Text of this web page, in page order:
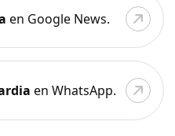
en Google News.
en WhatsApp.